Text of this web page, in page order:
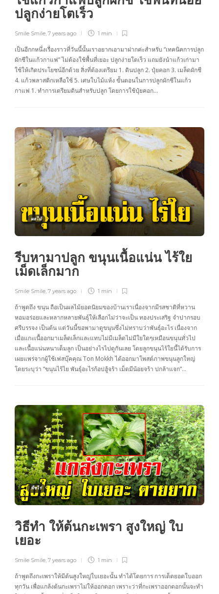
ปลูกง่ายโตเร็ว
Smile Smile 7 years ago 1 min
เป็นอีกกหนึ่งเรื่องราวที่วันนี้นั้นเราอยากเอามาฝากค่ะสำหรับ “เทคนิคการปลูก
ผักชีในแก้วกาแฟ” ไม่ต้องใช้พื้นที่เยอะ ปลูกง่ายโตเร็ว แถมยังนำแก้วเก่ามา
ใช้ให้เกิดประโยชน์อีกด้วย สิ่งที่ต้องเตรียม 1. ดินปลูก 2. ปุ๋ยคอก 3. เมล็ดผักชี
4. แก้วพลาสติกเหลือใช้ 5. เศษใบไม้แห้ง ขั้นตอนในการปลูกผักชีในแก้ว
กาแฟ 1. ทำการเตรียมดินสำหรับปลูก โดยการใช้ปุ๋ยคอก…
ผลไม้
รีบหามาปลูก ขนุนเนื้อแน่น ไร้ใย
เม็ดเล็กมาก
Smile Smile 7 years ago 1 min
ถ้าพูดถึง ขนุน ถือเป็นผลไม้ยอดนิยมของบ้านเราเนื่องจากมีรสชาติที่หวาน
หอมอร่อยและหลากหลายพันธุ์ให้เลือกไม่ว่าจะเป็น ทองประเสริฐ จำปากรอบ
ศรีบรรจง เป็นต้น แต่วันนี้ขอพามาดูขนุนซึ่งไม่ทราบว่าพันธุ์อะไร เนื่องจาก
เมื่อแกะเนื้ออกมาเมล็ดเล็กและแทบไม่มีเมล็ดไม่มีใยใดๆเหมือนขนุนทั่วไป
และเนื้อแน่นหนาเต็มลูก เป็นอย่างไรไปดูกันเลย โดยลูกขนุนไร้ใยนี้ได้รับการ
เผยแพร่จากผู้ใช้เฟสบุ๊คคุณ Ton Mokkh ได้ออกมาโพสต์ภาพขนุนลูกใหญ่
โดยระบุว่า “ขนุนไร้ไย พันธุ์อะไรก้อบ่ฮู้จร้า เม็ดมีน้อยจร้า บ่กล้าแจก”…
พืชไร่
วิธีทำ ให้ต้นกะเพรา สูงใหญ่ ใบ
เยอะ
Smile Smile 7 years ago 1 min
ถ้าพูดถึงกะเพราให้มีต้นสูงใหญ่ใบเยอะนั้น ทำได้โดยการ การเด็ดยอดใบออก
ทุกวัน เพื่อแกล้งต้นกะเพราไม่ให้ออกดอก เพราะว่าที่กะเพราออกดอกนั้นจะทำ